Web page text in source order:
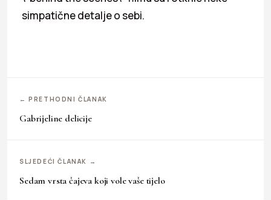
simpatične detalje o sebi.
← PRETHODNI ČLANAK
Gabrijeline delicije
SLJEDEĆI ČLANAK →
Sedam vrsta čajeva koji vole vaše tijelo